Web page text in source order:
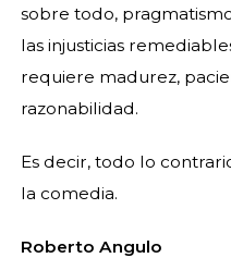
sobre todo,
las injusticias
requiere madurez,
razonabilidad.
Es decir, todo lo
la comedia.
Roberto Angulo